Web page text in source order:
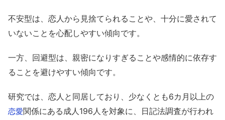
不安型は、恋人から見捨てられることや、十分に愛されて
いないことを心配しやすい傾向です。
一方、回避型は、親密になりすぎることや感情的に依存す
ることを避けやすい傾向です。
研究では、恋人と同居しており、少なくとも6カ月以上の
恋愛関係にある成人196人を対象に、日記法調査が行われ